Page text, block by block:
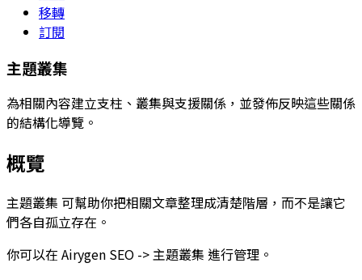
移轉
訂閱
主題叢集
為相關內容建立支柱、叢集與支援關係，並發佈反映這些關係
的結構化導覽。
概覽
主題叢集 可幫助你把相關文章整理成清楚階層，而不是讓它
們各自孤立存在。
你可以在 Airygen SEO -> 主題叢集 進行管理。